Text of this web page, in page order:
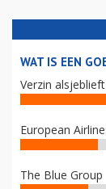
WAT IS EEN
Verzin
European
The Blue Group